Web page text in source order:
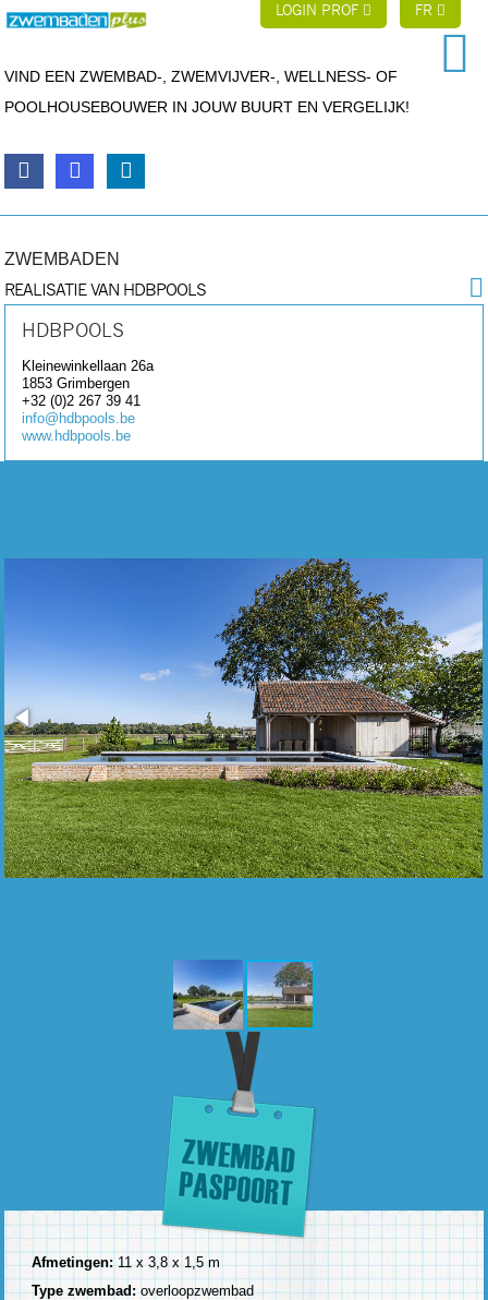
LOGIN PROF FR
VIND EEN ZWEMBAD-, ZWEMVIJVER-, WELLNESS- OF
POOLHOUSEBOUWER IN JOUW BUURT EN VERGELIJK!
ZWEMBADEN
REALISATIE VAN HDBPOOLS
HDBPOOLS
Kleinewinkellaan 26a
1853Grimbergen
+32 (0)2 267 39 41
info@hdbpools.be
www.hdbpools.be
Afmetingen:11 x 3,8 x 1,5 m
Type zwembad:overloopzwembad